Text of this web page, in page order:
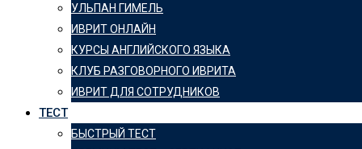
УЛЬПАН ГИМЕЛЬ
ИВРИТ ОНЛАЙН
КУРСЫ АНГЛИЙСКОГО ЯЗЫКА
КЛУБ РАЗГОВОРНОГО ИВРИТА
ИВРИТ ДЛЯ СОТРУДНИКОВ
ТЕСТ
БЫСТРЫЙ ТЕСТ